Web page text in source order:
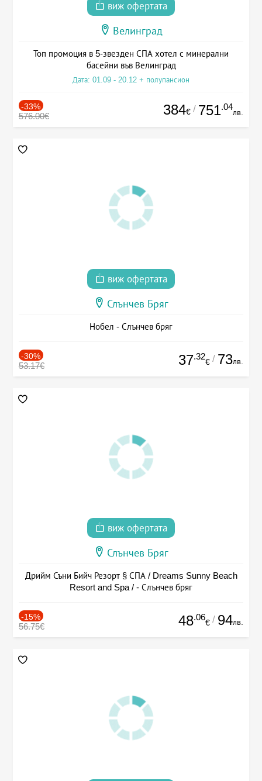
виж офертата
Велинград
Топ промоция в 5-звезден СПА хотел с минерални
басейни във Велинград
Дата: 01.09 - 20.12 + полупансион
-33%
576.00€ 384€ / 751.04
лв.
виж офертата
Слънчев Бряг
Нобел - Слънчев бряг
-30%
53.17€ 37.32
€ / 73лв.
виж офертата
Слънчев Бряг
Дрийм Съни Бийч Резорт § СПА / Dreams Sunny Beach
Resort and Spa / - Слънчев бряг
-15%
56.75€ 48.06
€ / 94лв.